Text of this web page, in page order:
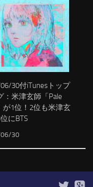
30付iTunesトップ
：米津玄師「Pale
が1位！2位も米津玄
にBTS
30